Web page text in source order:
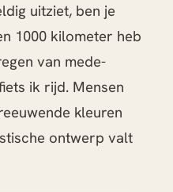
uitziet, ben je
1000 kilometer heb
van mede-
ik rijd. Mensen
kleuren
ontwerp valt